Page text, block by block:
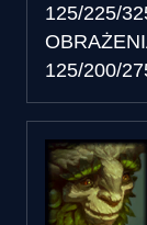
125/225/
125/200/